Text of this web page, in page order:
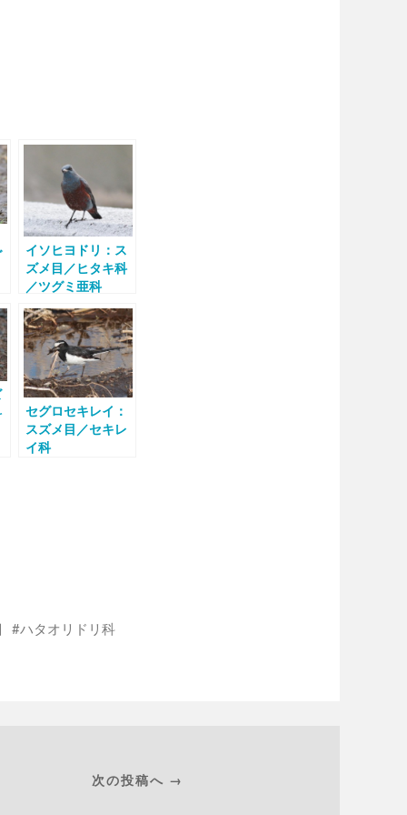
イソヒヨドリ：ス
ズメ目／ヒタキ科
／ツグミ亜科
セグロセキレイ：
スズメ目／セキレ
イ科
ハタオリドリ科
次の投稿へ →